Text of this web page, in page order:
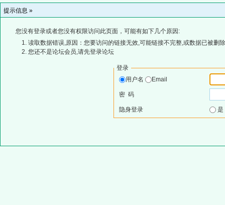
提示信息 »
您没有登录或者您没有权限访问此页面，可能有如下几个原因:
读取数据错误,原因：您要访问的链接无效,可能链接不完整,或数据已被删
您还不是论坛会员,请先登录论坛
登录
用户名
Email
密 码
隐身登录